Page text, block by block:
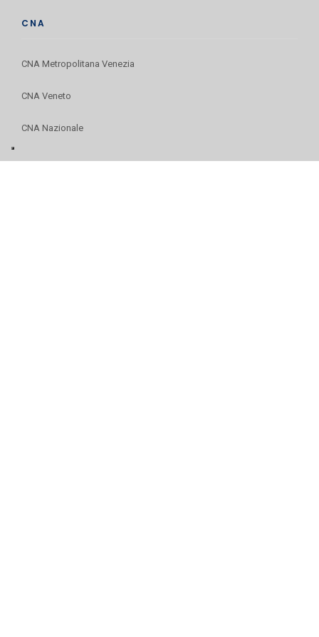
CNA
CNA Metropolitana Venezia
CNA Veneto
CNA Nazionale